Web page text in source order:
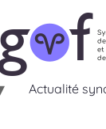
Actualité